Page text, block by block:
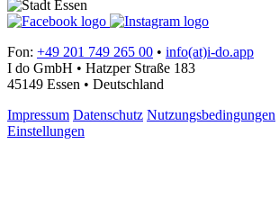
Fon: +49 201 749 265 00 • info(at)i-do.app
I do GmbH • Hatzper Straße 183
45149 Essen • Deutschland
Impressum Datenschutz Nutzungsbedingungen
Einstellungen